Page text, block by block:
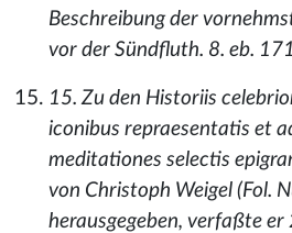
Beschreibung der
vor der Sündfluth. 8. eb.
15. Zu den Historiis
iconibus repraesentatis et
meditationes selectis
von Christoph Weigel (Fol.
herausgegeben, verfaßte er